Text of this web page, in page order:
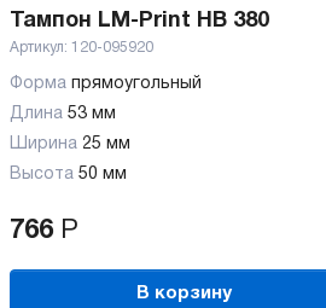
Тампон LM-Print HB 380
Артикул: 120-095920
Форма прямоугольный
Длина 53 мм
Ширина 25 мм
Высота 50 мм
766 Р
В корзину